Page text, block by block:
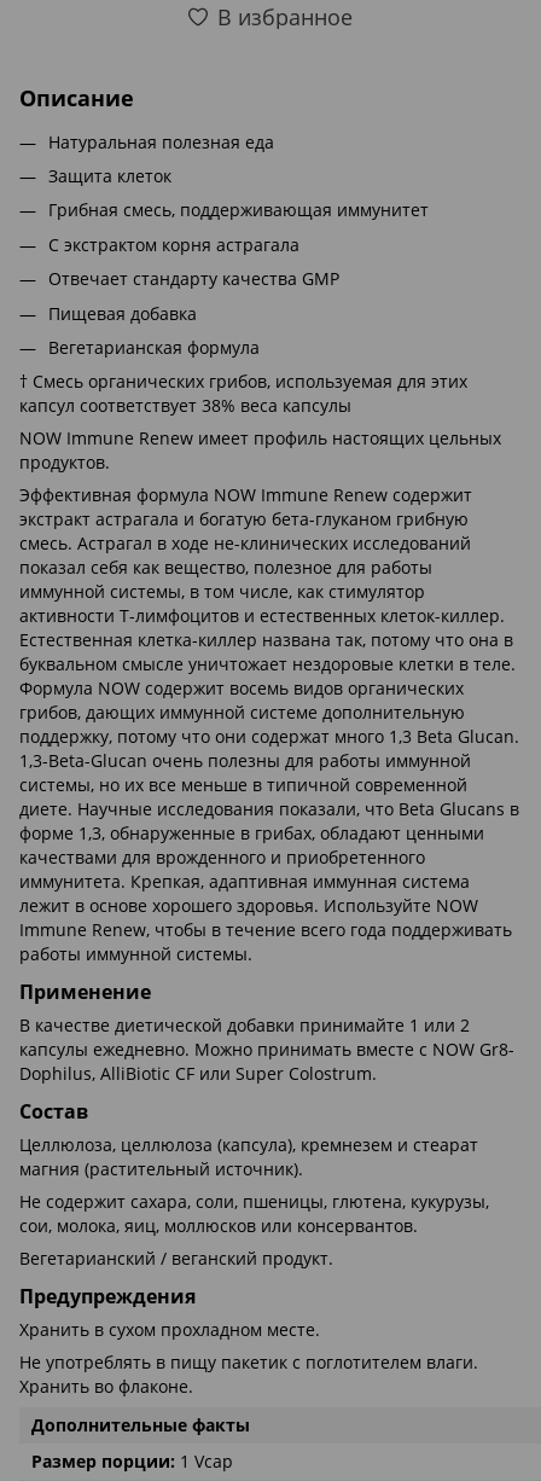
В избранное
Описание
Натуральная полезная еда
Защита клеток
Грибная смесь, поддерживающая иммунитет
С экстрактом корня астрагала
Отвечает стандарту качества GMP
Пищевая добавка
Вегетарианская формула
† Смесь органических грибов, используемая для этих
капсул соответствует 38% веса капсулы
NOW Immune Renew имеет профиль настоящих цельных
продуктов.
Эффективная формула NOW Immune Renew содержит
экстракт астрагала и богатую бета-глуканом грибную
смесь. Астрагал в ходе не-клинических исследований
показал себя как вещество, полезное для работы
иммунной системы, в том числе, как стимулятор
активности Т-лимфоцитов и естественных клеток-киллер.
Естественная клетка-киллер названа так, потому что она в
буквальном смысле уничтожает нездоровые клетки в теле.
Формула NOW содержит восемь видов органических
грибов, дающих иммунной системе дополнительную
поддержку, потому что они содержат много 1,3 Beta Glucan.
1,3-Beta-Glucan очень полезны для работы иммунной
системы, но их все меньше в типичной современной
диете. Научные исследования показали, что Beta Glucans в
форме 1,3, обнаруженные в грибах, обладают ценными
качествами для врожденного и приобретенного
иммунитета. Крепкая, адаптивная иммунная система
лежит в основе хорошего здоровья. Используйте NOW
Immune Renew, чтобы в течение всего года поддерживать
работы иммунной системы.
Применение
В качестве диетической добавки принимайте 1 или 2
капсулы ежедневно. Можно принимать вместе с NOW Gr8-
Dophilus, AlliBiotic CF или Super Colostrum.
Состав
Целлюлоза, целлюлоза (капсула), кремнезем и стеарат
магния (растительный источник).
Не содержит сахара, соли, пшеницы, глютена, кукурузы,
сои, молока, яиц, моллюсков или консервантов.
Вегетарианский / веганский продукт.
Предупреждения
Хранить в сухом прохладном месте.
Не употреблять в пищу пакетик с поглотителем влаги.
Хранить во флаконе.
Дополнительные факты
Размер порции: 1 Vcap